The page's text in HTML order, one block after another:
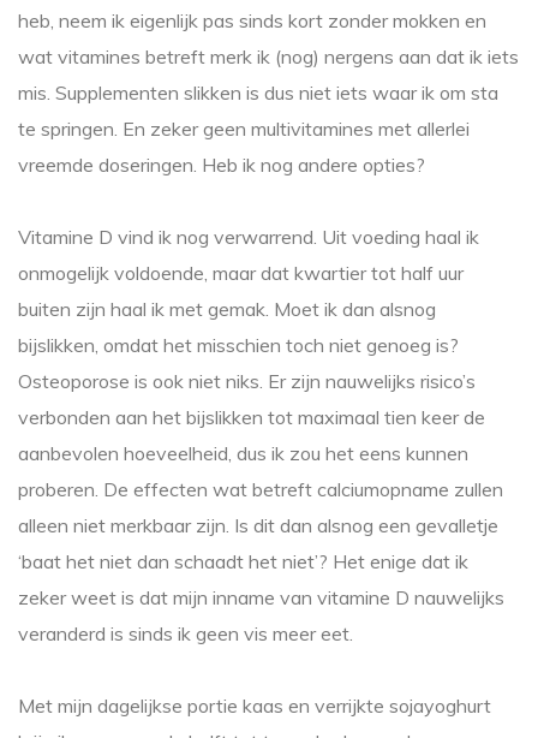
heb, neem ik eigenlijk pas sinds kort zonder mokken en
wat vitamines betreft merk ik (nog) nergens aan dat ik iets
mis. Supplementen slikken is dus niet iets waar ik om sta
te springen. En zeker geen multivitamines met allerlei
vreemde doseringen. Heb ik nog andere opties?
Vitamine D vind ik nog verwarrend. Uit voeding haal ik
onmogelijk voldoende, maar dat kwartier tot half uur
buiten zijn haal ik met gemak. Moet ik dan alsnog
bijslikken, omdat het misschien toch niet genoeg is?
Osteoporose is ook niet niks. Er zijn nauwelijks risico’s
verbonden aan het bijslikken tot maximaal tien keer de
aanbevolen hoeveelheid, dus ik zou het eens kunnen
proberen. De effecten wat betreft calciumopname zullen
alleen niet merkbaar zijn. Is dit dan alsnog een gevalletje
‘baat het niet dan schaadt het niet’? Het enige dat ik
zeker weet is dat mijn inname van vitamine D nauwelijks
veranderd is sinds ik geen vis meer eet.
Met mijn dagelijkse portie kaas en verrijkte sojayoghurt